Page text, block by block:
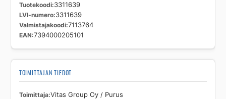
Tuotekoodi 3311639
LVI-numero 3311639
Valmistajakoodi 7113764
EAN 7394000205101
TOIMITTAJAN TIEDOT
Toimittaja Vitas Group Oy / Purus